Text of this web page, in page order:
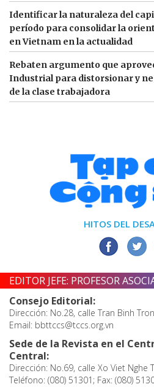
Identificar la naturaleza del
período para consolidar la
en Vietnam en la actualidad
Rebaten argumento que
Industrial para distorsionar y
de la clase trabajadora
HITOS DEL
EDITOR JEFE: PROFESOR
Consejo Editorial:
Dirección: No.28, calle Tran Binh
Email: bbttccs@tccs.org.vn
Sede de la Revista en el
Central:
Dirección: No.69, calle Xo Viet Nghe
Teléfono: (080) 51301; Fax: (080)